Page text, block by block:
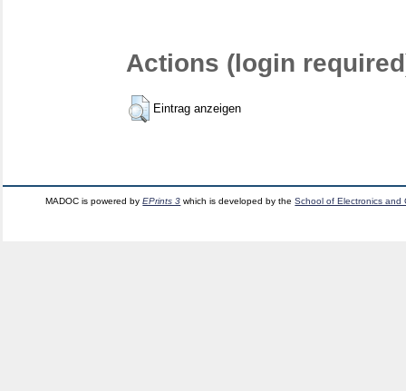
Actions (login
Eintrag anzeigen
MADOC is powered byEPrints 3 which is developed by theSchool of Electronics and